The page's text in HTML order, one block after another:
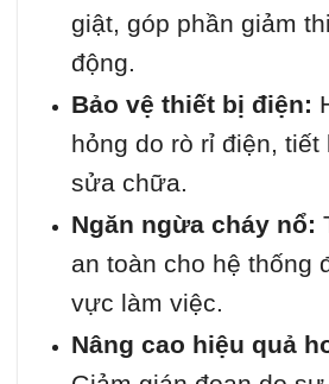
giật, góp phần giảm
động.
Bảo vệ thiết bị điện:
hỏng do rò rỉ điện,
sửa chữa.
Ngăn ngừa cháy nổ:
an toàn cho hệ thống
vực làm việc.
Nâng cao hiệu quả